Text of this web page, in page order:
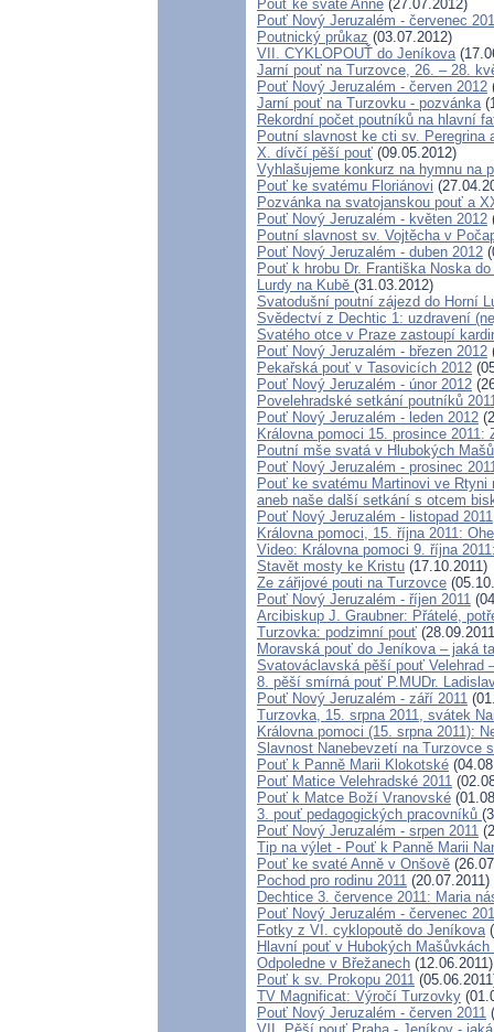
Pouť ke svaté Anně (27.07.2012)
Pouť Nový Jeruzalém - červenec
Poutnický průkaz (03.07.2012)
VII. CYKLOPOUŤ do Jeníkova
Jarní pouť na Turzovce, 26. – 28.
Pouť Nový Jeruzalém - červen 2012
Jarní pouť na Turzovku - pozvánka
Rekordní počet poutníků na hlavní
Poutní slavnost ke cti sv. Peregrina
X. dívčí pěší pouť (09.05.2012)
Vyhlašujeme konkurz na hymnu na
Pouť ke svatému Floriánovi
Pozvánka na svatojanskou pouť a
Pouť Nový Jeruzalém - květen 2012
Poutní slavnost sv. Vojtěcha v
Pouť Nový Jeruzalém - duben 2012
Pouť k hrobu Dr. Františka Noska
Lurdy na Kubě (31.03.2012)
Svatodušní poutní zájezd do Horní
Svědectví z Dechtic 1: uzdravení
Svatého otce v Praze zastoupí
Pouť Nový Jeruzalém - březen 2012
Pekařská pouť v Tasovicích 2012
Pouť Nový Jeruzalém - únor 2012
Povelehradské setkání poutníků
Pouť Nový Jeruzalém - leden 2012
Královna pomoci 15. prosince 2011:
Poutní mše svatá v Hlubokých
Pouť Nový Jeruzalém - prosinec
Pouť ke svatému Martinovi ve Rtyni
aneb naše další setkání s otcem
Pouť Nový Jeruzalém - listopad 2011
Královna pomoci, 15. října 2011:
Video: Královna pomoci 9. října
Stavět mosty ke Kristu (17.10.2011)
Ze zářijové pouti na Turzovce
Pouť Nový Jeruzalém - říjen 2011
Arcibiskup J. Graubner: Přátelé,
Turzovka: podzimní pouť
Moravská pouť do Jeníkova – jaká
Svatováclavská pěší pouť Velehrad
8. pěší smírná pouť P.MUDr.
Pouť Nový Jeruzalém - září 2011
Turzovka, 15. srpna 2011, svátek
Královna pomoci (15. srpna 2011):
Slavnost Nanebevzetí na Turzovce
Pouť k Panně Marii Klokotské
Pouť Matice Velehradské 2011
Pouť k Matce Boží Vranovské
3. pouť pedagogických pracovníků
Pouť Nový Jeruzalém - srpen 2011
Tip na výlet - Pouť k Panně Marii
Pouť ke svaté Anně v Onšově
Pochod pro rodinu 2011 (20.07.2011)
Dechtice 3. července 2011: Maria
Pouť Nový Jeruzalém - červenec
Fotky z VI. cyklopoutě do Jeníkova
Hlavní pouť v Hubokých
Odpoledne v Břežanech (12.06.2011)
Pouť k sv. Prokopu 2011
TV Magnificat: Výročí Turzovky
Pouť Nový Jeruzalém - červen 2011